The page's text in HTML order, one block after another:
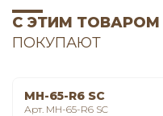
С ЭТИМ ТОВАРОМ
ПОКУПАЮТ
MH-65-R6 SC
Арт. MH-65-R6 SC